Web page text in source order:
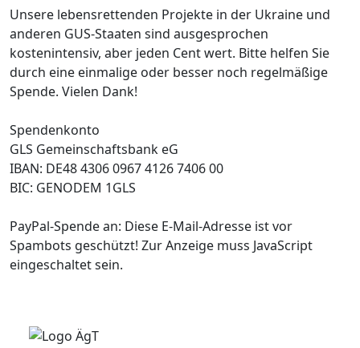
Unsere lebensrettenden Projekte in der Ukraine und
anderen GUS-Staaten sind ausgesprochen
kostenintensiv, aber jeden Cent wert. Bitte helfen Sie
durch eine einmalige oder besser noch regelmäßige
Spende. Vielen Dank!
Spendenkonto
GLS Gemeinschaftsbank eG
IBAN: DE48 4306 0967 4126 7406 00
BIC: GENODEM 1GLS
PayPal-Spende an: Diese E-Mail-Adresse ist vor
Spambots geschützt! Zur Anzeige muss JavaScript
eingeschaltet sein.